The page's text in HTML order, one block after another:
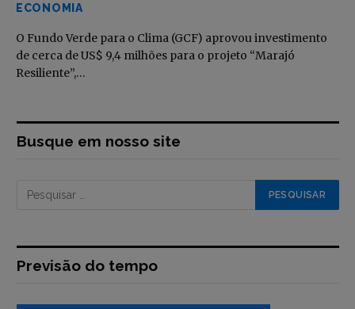
ECONOMIA
O Fundo Verde para o Clima (GCF) aprovou investimento
de cerca de US$ 9,4 milhões para o projeto “Marajó
Resiliente”,…
Busque em nosso site
Previsão do tempo